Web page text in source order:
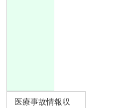
医療事故情報収